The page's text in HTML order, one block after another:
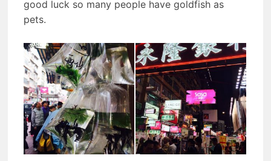
good luck so many people have goldfish as
pets.